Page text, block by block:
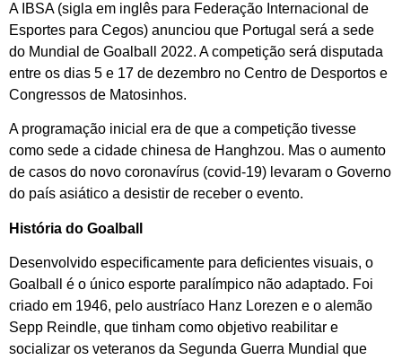
A IBSA (sigla em inglês para Federação Internacional de
Esportes para Cegos) anunciou que Portugal será a sede
do Mundial de Goalball 2022. A competição será disputada
entre os dias 5 e 17 de dezembro no Centro de Desportos e
Congressos de Matosinhos.
A programação inicial era de que a competição tivesse
como sede a cidade chinesa de Hanghzou. Mas o aumento
de casos do novo coronavírus (covid-19) levaram o Governo
do país asiático a desistir de receber o evento.
História do Goalball
Desenvolvido especificamente para deficientes visuais, o
Goalball é o único esporte paralímpico não adaptado. Foi
criado em 1946, pelo austríaco Hanz Lorezen e o alemão
Sepp Reindle, que tinham como objetivo reabilitar e
socializar os veteranos da Segunda Guerra Mundial que